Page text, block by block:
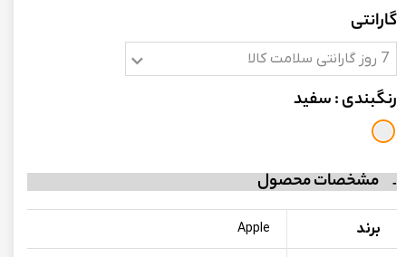
گارانتی
7 روز گارانتی سلامت کالا
رنگبندی: سفید
مشخصات محصول
برند Apple